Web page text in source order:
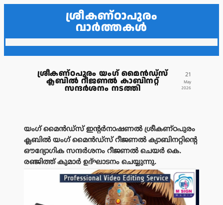
ശ്രീകണ്ഠാപുരം
വാർത്തകൾ
ശ്രീകണ്ഠപുരം യംഗ് മൈൻഡ്‌സ്
ക്ലബിൽ റീജണൽ കാബിനറ്റ്
സന്ദർശനം നടത്തി
21
May
2026
യംഗ് മൈൻഡ്സ് ഇന്റർനാഷണൽ ശ്രീകണ്ഠപുരം
ക്ലബിൽ യംഗ് മൈൻഡ്സ് റീജണൽ ക്യാബിനറ്റിന്റെ
ഔദ്യോഗിക സന്ദർശനം റീജണൽ ചെയർ കെ.
രഞ്ജിത്ത് കുമാർ ഉദ്ഘാടനം ചെയ്യുന്നു.
പരസ്യം